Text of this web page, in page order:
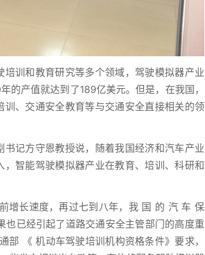
培训和教育研究等多个领域，驾驶模拟器产业
产值就达到了189亿美元。但是，在我国，
、交通安全教育等与交通安全直接相关的领
记方守恩教授说，随着我国经济和汽车产业
智能驾驶模拟器产业在教育、培训、科研和
增长速度，再过七到八年，我 国 的 汽 车 保
已经引起了道路交通安全主管部门的高度重
《 机动车驾驶培训机构资格条件》要求，